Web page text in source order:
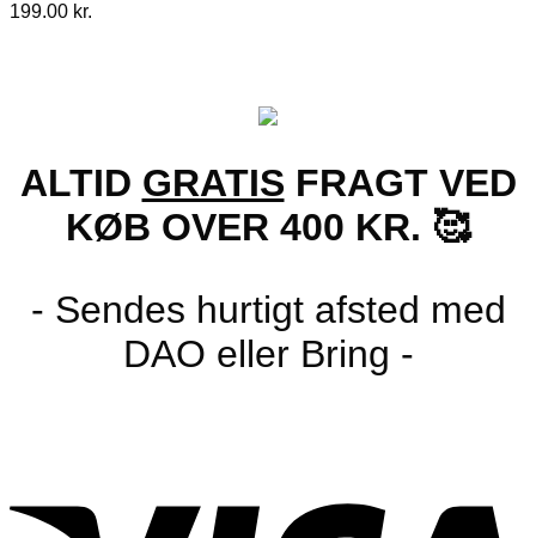
199.00 kr.
ALTID GRATIS FRAGT VED
KØB OVER 400 KR. 🥰
- Sendes hurtigt afsted med
DAO eller Bring -